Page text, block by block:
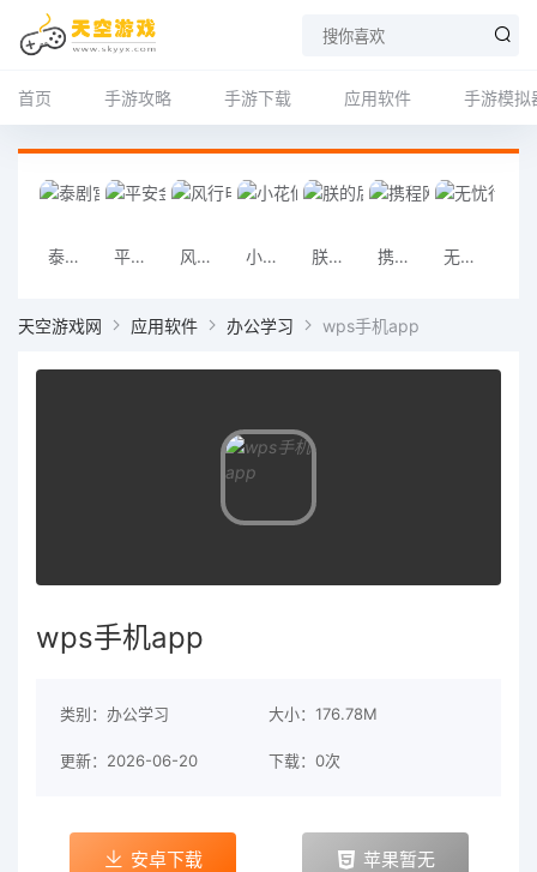
首页 手游攻略 手游下载 应用软件 手游模拟
泰剧宫手机版 平安金管家手机版 风行电影手机版下载 小花仙手机版 朕的后宫手机版 携程网上订票飞机票 app 无忧行 app 官方版
天空游戏网 应用软件 办公学习 wps手机app
wps手机app
类别：办公学习 大小：176.78M
更新：2026-06-20 下载：0次
安卓下载 苹果暂无